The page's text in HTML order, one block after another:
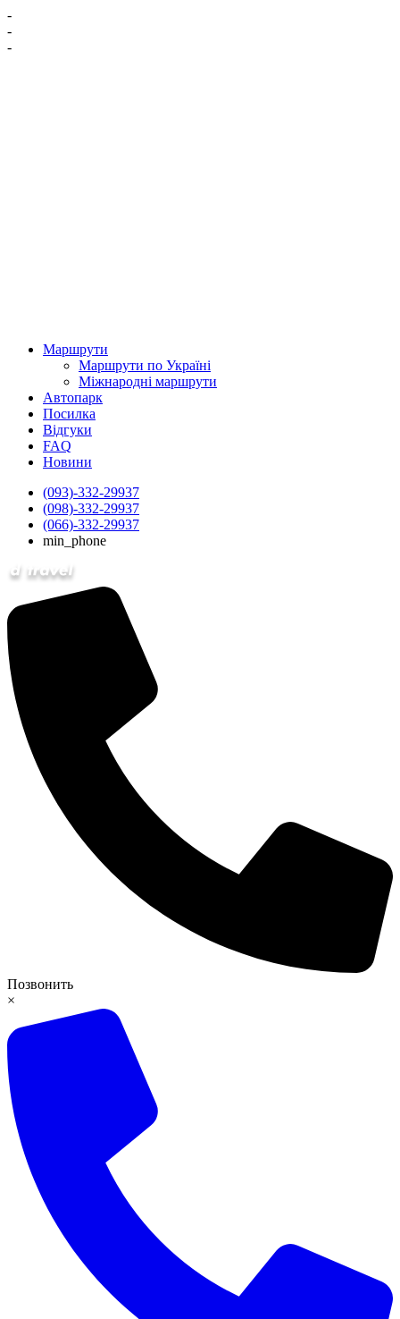
-
-
-
Маршрути
Маршрути по Україні
Міжнародні маршрути
Автопарк
Посилка
Відгуки
FAQ
Новини
(093)-332-29937
(098)-332-29937
(066)-332-29937
min_phone
Позвонить
×